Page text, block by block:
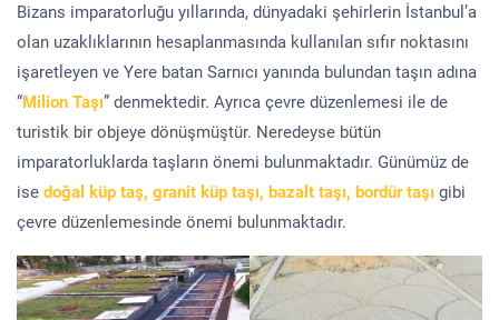
Bizans imparatorluğu yıllarında, dünyadaki şehirlerin İstanbul’a
olan uzaklıklarının hesaplanmasında kullanılan sıfır noktasını
işaretleyen ve Yere batan Sarnıcı yanında bulundan taşın adına
“Milion Taşı” denmektedir. Ayrıca çevre düzenlemesi ile de
turistik bir objeye dönüşmüştür. Neredeyse bütün
imparatorluklarda taşların önemi bulunmaktadır. Günümüz de
ise doğal küp taş, granit küp taşı, bazalt taşı, bordür taşı gibi
çevre düzenlemesinde önemi bulunmaktadır.